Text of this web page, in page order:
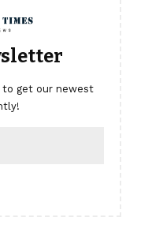
get our newest